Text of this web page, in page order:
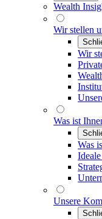
Wealth
Wir stellen
Wir
Was ist
Was
Unsere